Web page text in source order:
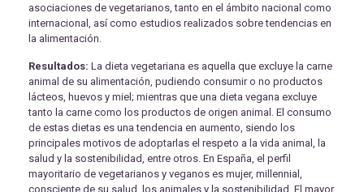
asociaciones de vegetarianos, tanto en el ámbito nacional como
internacional, así como estudios realizados sobre tendencias en
la alimentación.
Resultados: La dieta vegetariana es aquella que excluye la carne
animal de su alimentación, pudiendo consumir o no productos
lácteos, huevos y miel; mientras que una dieta vegana excluye
tanto la carne como los productos de origen animal. El consumo
de estas dietas es una tendencia en aumento, siendo los
principales motivos de adoptarlas el respeto a la vida animal, la
salud y la sostenibilidad, entre otros. En España, el perfil
mayoritario de vegetarianos y veganos es mujer, millennial,
consciente de su salud, los animales y la sostenibilidad. El mayor